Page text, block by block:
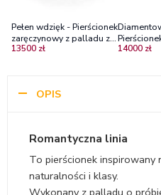
Pełen wdzięk - Pierścionek
zaręczynowy z palladu z
diamentami VS1/H
13500 zł
Diamond
14000 zł
OPIS
Romantyczna linia
To pierścionek inspirowany
naturalności i klasy.
Wykonany z palladu o